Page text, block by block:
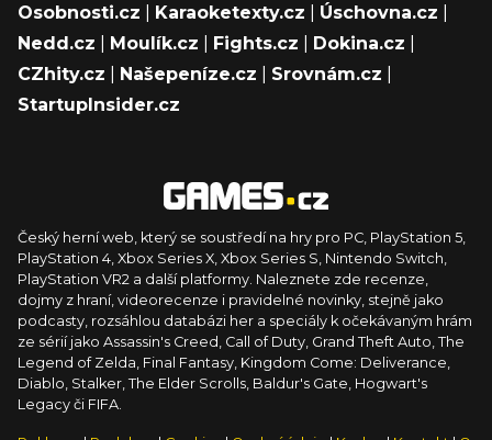
Osobnosti.cz
Karaoketexty.cz Úschovna.cz
Nedd.cz
Moulík.cz Fights.cz Dokina.cz
CZhity.cz
Našepeníze.cz Srovnám.cz
StartupInsider.cz
Český herní web, který se soustředí na hry pro PC, PlayStation 5,
PlayStation 4, Xbox Series X, Xbox Series S, Nintendo Switch,
PlayStation VR2 a další platformy. Naleznete zde recenze,
dojmy z hraní, videorecenze i pravidelné novinky, stejně jako
podcasty, rozsáhlou databázi her a speciály k očekávaným hrám
ze sérií jako Assassin's Creed, Call of Duty, Grand Theft Auto, The
Legend of Zelda, Final Fantasy, Kingdom Come: Deliverance,
Diablo, Stalker, The Elder Scrolls, Baldur's Gate, Hogwart's
Legacy či FIFA.